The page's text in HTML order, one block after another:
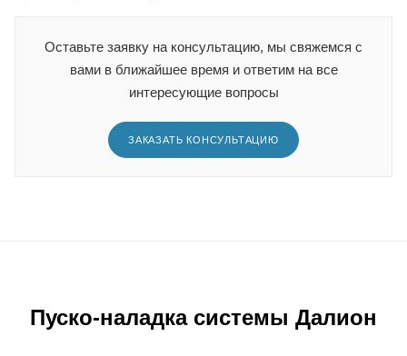
Оставьте заявку на консультацию, мы свяжемся с
вами в ближайшее время и ответим на все
интересующие вопросы
ЗАКАЗАТЬ КОНСУЛЬТАЦИЮ
Пуско-наладка системы Далион